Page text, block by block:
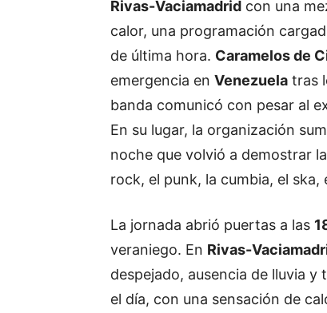
Rivas-Vaciamadrid con una
calor, una programación
de última hora. Caramelos de
emergencia en Venezuela tras
banda comunicó con pesar al
En su lugar, la organización
noche que volvió a demostrar
rock, el punk, la cumbia, el
La jornada abrió puertas a las
veraniego. En Rivas-
despejado, ausencia de lluvia
el día, con una sensación de